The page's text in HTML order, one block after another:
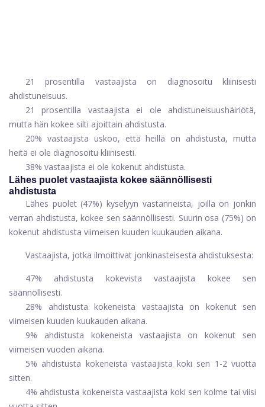
21 prosentilla vastaajista on diagnosoitu kliinisesti
ahdistuneisuus.
21 prosentilla vastaajista ei ole ahdistuneisuushäiriötä,
mutta hän kokee silti ajoittain ahdistusta.
20% vastaajista uskoo, että heillä on ahdistusta, mutta
heitä ei ole diagnosoitu kliinisesti.
38% vastaajista ei ole kokenut ahdistusta.
Lähes puolet vastaajista kokee säännöllisesti
ahdistusta
Lähes puolet (47%) kyselyyn vastanneista, joilla on jonkin
verran ahdistusta, kokee sen säännöllisesti. Suurin osa (75%) on
kokenut ahdistusta viimeisen kuuden kuukauden aikana.
Vastaajista, jotka ilmoittivat jonkinasteisesta ahdistuksesta:
47% ahdistusta kokevista vastaajista kokee sen
säännöllisesti.
28% ahdistusta kokeneista vastaajista on kokenut sen
viimeisen kuuden kuukauden aikana.
9% ahdistusta kokeneista vastaajista on kokenut sen
viimeisen vuoden aikana.
5% ahdistusta kokeneista vastaajista koki sen 1-2 vuotta
sitten.
4% ahdistusta kokeneista vastaajista koki sen kolme tai viisi